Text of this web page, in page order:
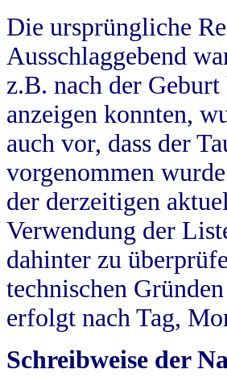
Die ursprüngliche
Ausschlaggebend
z.B. nach der
anzeigen konnten,
auch vor, dass der
vorgenommen
der derzeitigen
Verwendung der
dahinter zu
technischen
erfolgt nach Tag,
Schreibweise der